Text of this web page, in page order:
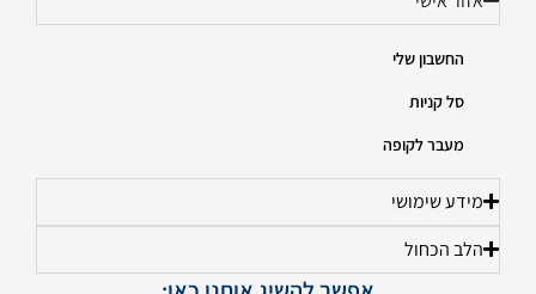
החשבון שלי
סל קניות
מעבר לקופה
מידע שימושי
הלב הכחול